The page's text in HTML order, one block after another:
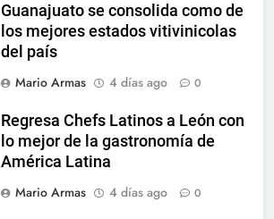
Guanajuato se consolida como de
los mejores estados vitivinicolas
del país
Mario Armas
4 días ago 0
Regresa Chefs Latinos a León con
lo mejor de la gastronomía de
América Latina
Mario Armas
4 días ago 0